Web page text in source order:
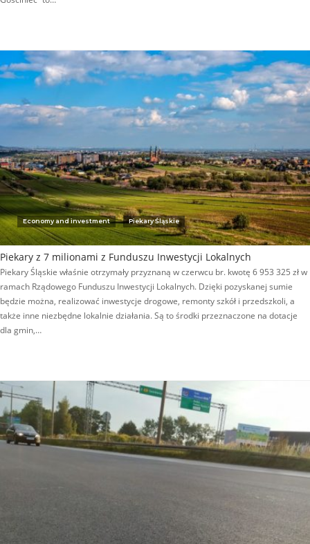
Economy and investment Piekary Śląskie
Piekary z 7 milionami z Funduszu Inwestycji Lokalnych
Piekary Śląskie właśnie otrzymały przyznaną w czerwcu br. kwotę 6 953 325 zł w
ramach Rządowego Funduszu Inwestycji Lokalnych. Dzięki pozyskanej sumie
będzie można, realizować inwestycje drogowe, remonty szkół i przedszkoli, a
także inne niezbędne lokalnie działania. Są to środki przeznaczone na dotacje
dla gmin,…